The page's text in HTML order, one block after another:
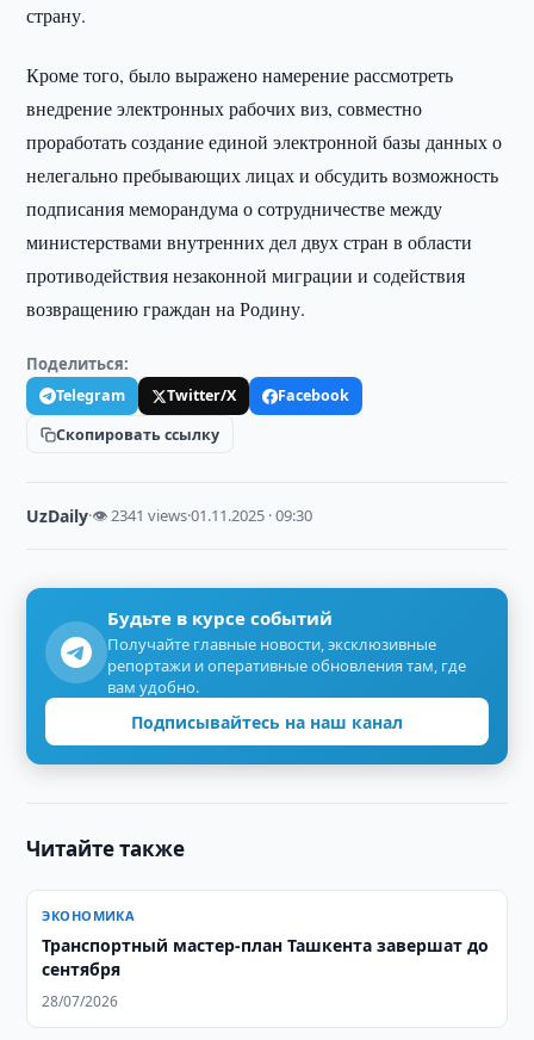
страну.
Кроме того, было выражено намерение рассмотреть
внедрение электронных рабочих виз, совместно
проработать создание единой электронной базы данных о
нелегально пребывающих лицах и обсудить возможность
подписания меморандума о сотрудничестве между
министерствами внутренних дел двух стран в области
противодействия незаконной миграции и содействия
возвращению граждан на Родину.
Поделиться:
Telegram Twitter/X
Facebook
Скопировать ссылку
UzDaily·👁 2341 views·01.11.2025 · 09:30
Будьте в курсе событий
Получайте главные новости, эксклюзивные
репортажи и оперативные обновления там, где
вам удобно.
Подписывайтесь на наш канал
Читайте также
ЭКОНОМИКА
Транспортный мастер-план Ташкента завершат до
сентября
28/07/2026